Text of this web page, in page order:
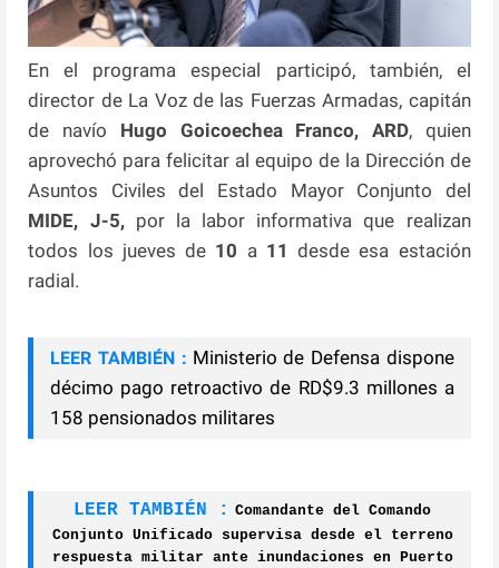
En el programa especial participó, también, el
director de La Voz de las Fuerzas Armadas, capitán
de navío Hugo Goicoechea Franco, ARD, quien
aprovechó para felicitar al equipo de la Dirección de
Asuntos Civiles del Estado Mayor Conjunto del
MIDE, J-5, por la labor informativa que realizan
todos los jueves de 10 a 11 desde esa estación
radial.
LEER TAMBIÉN : Ministerio de Defensa dispone
décimo pago retroactivo de RD$9.3 millones a
158 pensionados militares
LEER TAMBIÉN : Comandante del Comando
Conjunto Unificado supervisa desde el terreno
respuesta militar ante inundaciones en Puerto